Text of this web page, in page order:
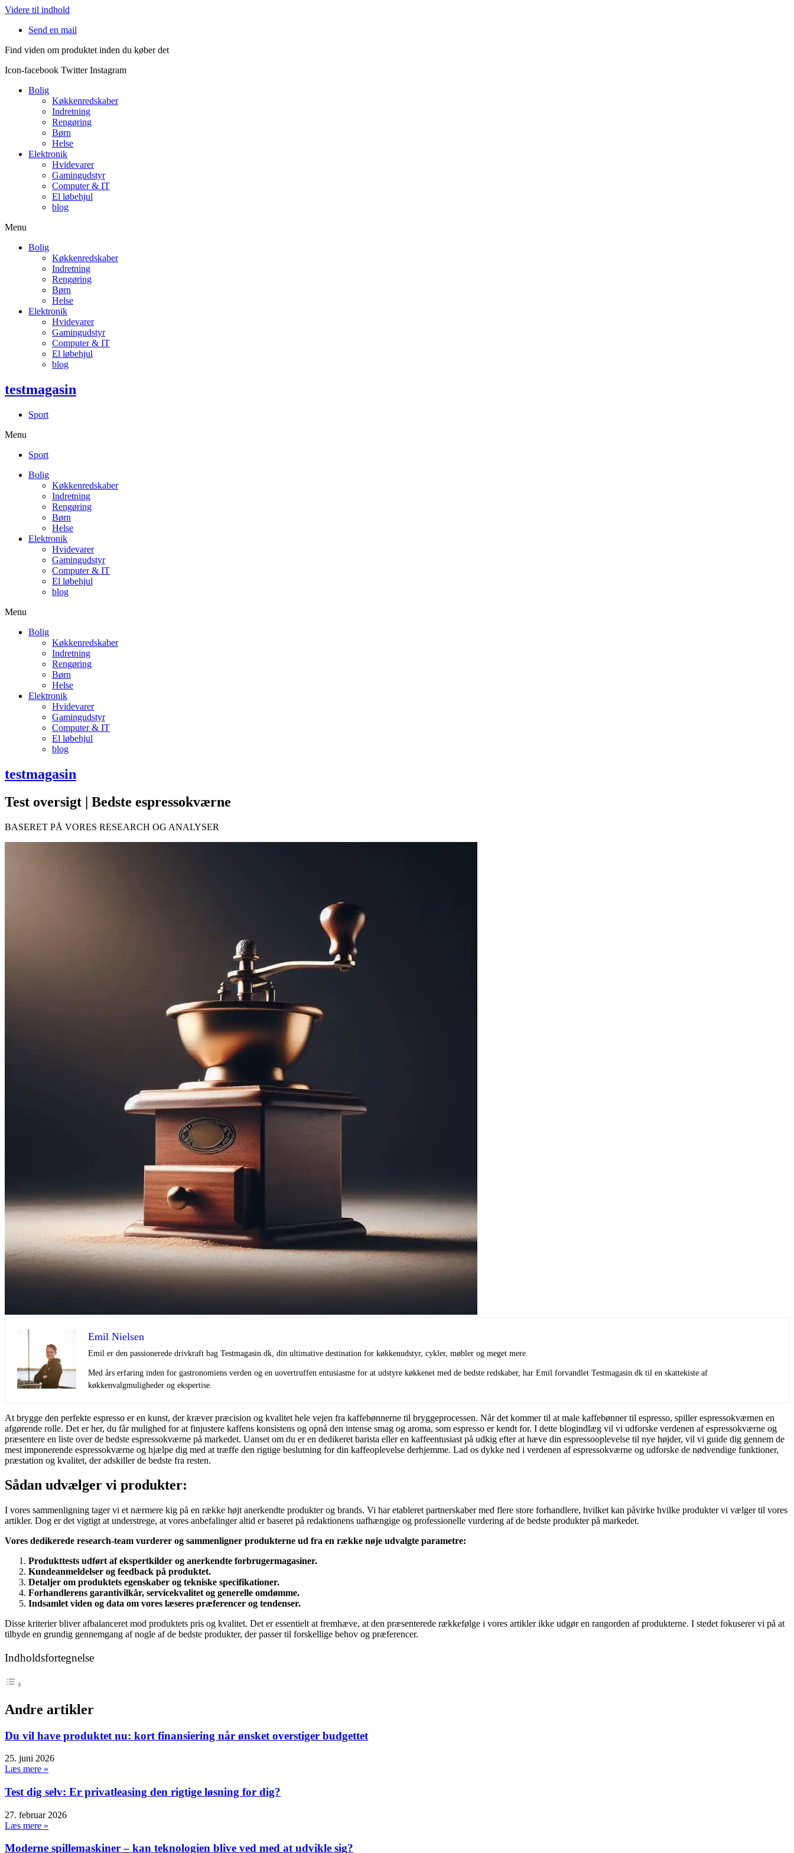
Videre til indhold
Send en mail
Find viden om produktet inden du køber det
Icon-facebook Twitter Instagram
Bolig
Køkkenredskaber
Indretning
Rengøring
Børn
Helse
Elektronik
Hvidevarer
Gamingudstyr
Computer & IT
El løbehjul
blog
Menu
Bolig
Køkkenredskaber
Indretning
Rengøring
Børn
Helse
Elektronik
Hvidevarer
Gamingudstyr
Computer & IT
El løbehjul
blog
testmagasin
Sport
Menu
Sport
Bolig
Køkkenredskaber
Indretning
Rengøring
Børn
Helse
Elektronik
Hvidevarer
Gamingudstyr
Computer & IT
El løbehjul
blog
Menu
Bolig
Køkkenredskaber
Indretning
Rengøring
Børn
Helse
Elektronik
Hvidevarer
Gamingudstyr
Computer & IT
El løbehjul
blog
testmagasin
Test oversigt | Bedste espressokværne
BASERET PÅ VORES RESEARCH OG ANALYSER
Emil Nielsen
Emil er den passionerede drivkraft bag Testmagasin.dk, din ultimative destination for køkkenudstyr, cykler, møbler og meget mere.
Med års erfaring inden for gastronomiens verden og en uovertruffen entusiasme for at udstyre køkkenet med de bedste redskaber, har Emil forvandlet Testmagasin.dk til en skattekiste af
køkkenvalgmuligheder og ekspertise.
At brygge den perfekte espresso er en kunst, der kræver præcision og kvalitet hele vejen fra kaffebønnerne til bryggeprocessen. Når det kommer til at male kaffebønner til espresso, spiller espressokværnen en
afgørende rolle. Det er her, du får mulighed for at finjustere kaffens konsistens og opnå den intense smag og aroma, som espresso er kendt for. I dette blogindlæg vil vi udforske verdenen af espressokværne og
præsentere en liste over de bedste espressokværne på markedet. Uanset om du er en dedikeret barista eller en kaffeentusiast på udkig efter at hæve din espressooplevelse til nye højder, vil vi guide dig gennem de
mest imponerende espressokværne og hjælpe dig med at træffe den rigtige beslutning for din kaffeoplevelse derhjemme. Lad os dykke ned i verdenen af espressokværne og udforske de nødvendige funktioner,
præstation og kvalitet, der adskiller de bedste fra resten.
Sådan udvælger vi produkter:
I vores sammenligning tager vi et nærmere kig på en række højt anerkendte produkter og brands. Vi har etableret partnerskaber med flere store forhandlere, hvilket kan påvirke hvilke produkter vi vælger til vores
artikler. Dog er det vigtigt at understrege, at vores anbefalinger altid er baseret på redaktionens uafhængige og professionelle vurdering af de bedste produkter på markedet.
Vores dedikerede research-team vurderer og sammenligner produkterne ud fra en række nøje udvalgte parametre:
Produkttests udført af ekspertkilder og anerkendte forbrugermagasiner.
Kundeanmeldelser og feedback på produktet.
Detaljer om produktets egenskaber og tekniske specifikationer.
Forhandlerens garantivilkår, servicekvalitet og generelle omdømme.
Indsamlet viden og data om vores læseres præferencer og tendenser.
Disse kriterier bliver afbalanceret mod produktets pris og kvalitet. Det er essentielt at fremhæve, at den præsenterede rækkefølge i vores artikler ikke udgør en rangorden af produkterne. I stedet fokuserer vi på at
tilbyde en grundig gennemgang af nogle af de bedste produkter, der passer til forskellige behov og præferencer.
Indholdsfortegnelse
Andre artikler
Du vil have produktet nu: kort finansiering når ønsket overstiger budgettet
25. juni 2026
Læs mere »
Test dig selv: Er privatleasing den rigtige løsning for dig?
27. februar 2026
Læs mere »
Moderne spillemaskiner – kan teknologien blive ved med at udvikle sig?